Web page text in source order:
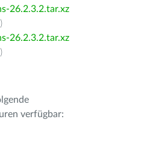
26.2.3.2.tar.xz
)
26.2.3.2.tar.xz
)
verfügbar: